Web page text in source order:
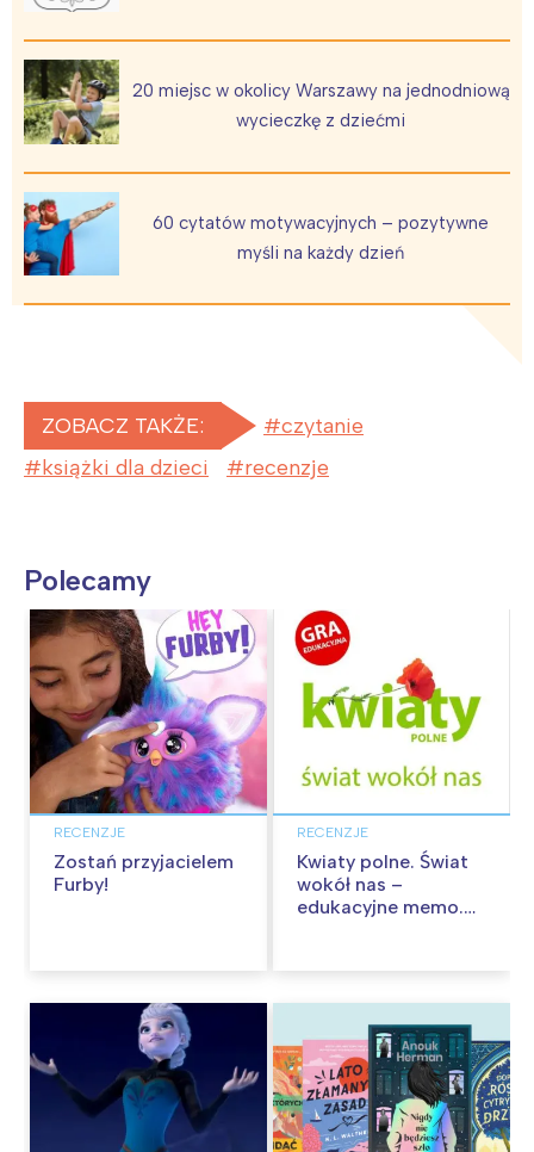
20 miejsc w okolicy Warszawy na jednodniową
wycieczkę z dziećmi
60 cytatów motywacyjnych – pozytywne
myśli na każdy dzień
ZOBACZ TAKŻE:
czytanie
książki dla dzieci
recenzje
Polecamy
RECENZJE
Zostań przyjacielem
Furby!
RECENZJE
Kwiaty polne. Świat
wokół nas –
edukacyjne memo.